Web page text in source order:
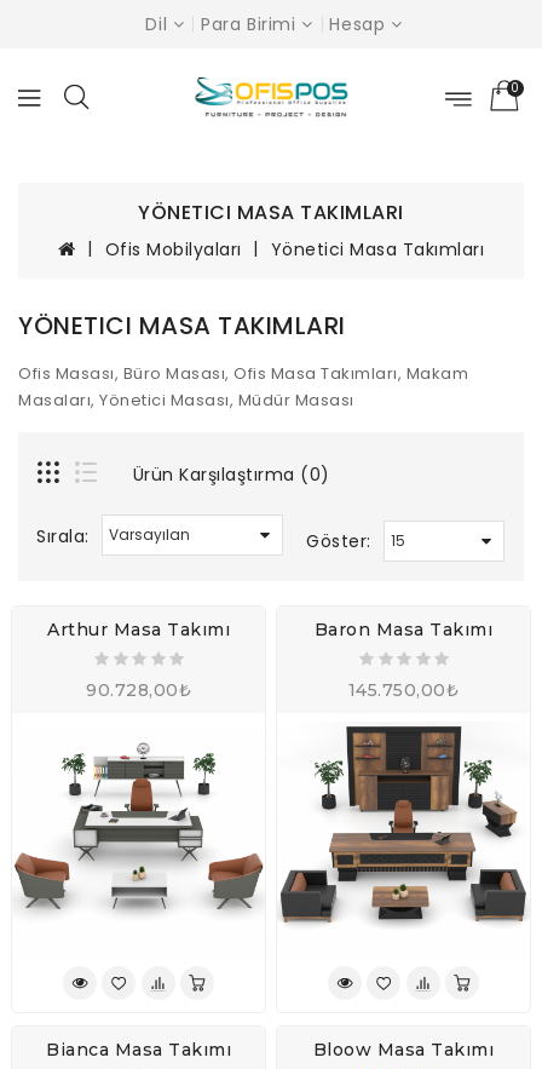
Dil Para Birimi Hesap
0
YÖNETICI MASA TAKIMLARI
Ofis Mobilyaları Yönetici Masa Takımları
YÖNETICI MASA TAKIMLARI
Ofis Masası, Büro Masası, Ofis Masa Takımları, Makam
Masaları, Yönetici Masası, Müdür Masası
Ürün Karşılaştırma (0)
Sırala: Göster:
Arthur Masa Takımı
90.728,00₺
Baron Masa Takımı
145.750,00₺
Bianca Masa Takımı Bloow Masa Takımı